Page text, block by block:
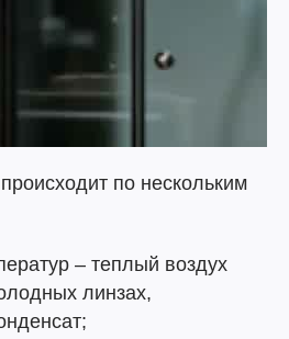
по нескольким
– теплый воздух
линзах,